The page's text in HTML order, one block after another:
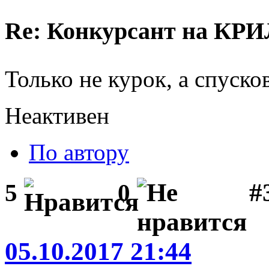
Re: Конкурсант на
Только не курок, а
Неактивен
По автору
5 0
05.10.2017 21:44